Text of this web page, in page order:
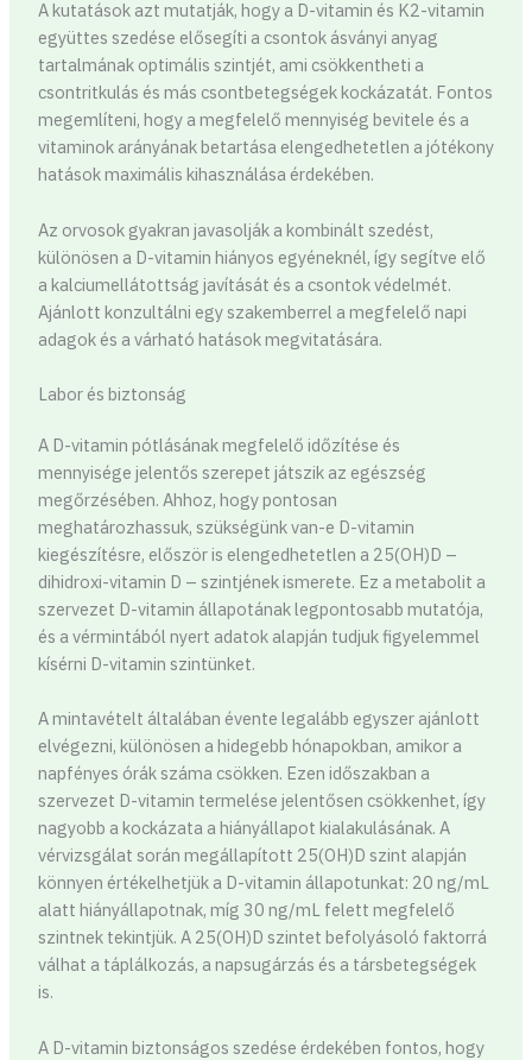
A kutatások azt mutatják, hogy a D-vitamin és K2-vitamin
együttes szedése elősegíti a csontok ásványi anyag
tartalmának optimális szintjét, ami csökkentheti a
csontritkulás és más csontbetegségek kockázatát. Fontos
megemlíteni, hogy a megfelelő mennyiség bevitele és a
vitaminok arányának betartása elengedhetetlen a jótékony
hatások maximális kihasználása érdekében.
Az orvosok gyakran javasolják a kombinált szedést,
különösen a D-vitamin hiányos egyéneknél, így segítve elő
a kalciumellátottság javítását és a csontok védelmét.
Ajánlott konzultálni egy szakemberrel a megfelelő napi
adagok és a várható hatások megvitatására.
Labor és biztonság
A D-vitamin pótlásának megfelelő időzítése és
mennyisége jelentős szerepet játszik az egészség
megőrzésében. Ahhoz, hogy pontosan
meghatározhassuk, szükségünk van-e D-vitamin
kiegészítésre, először is elengedhetetlen a 25(OH)D –
dihidroxi-vitamin D – szintjének ismerete. Ez a metabolit a
szervezet D-vitamin állapotának legpontosabb mutatója,
és a vérmintából nyert adatok alapján tudjuk figyelemmel
kísérni D-vitamin szintünket.
A mintavételt általában évente legalább egyszer ajánlott
elvégezni, különösen a hidegebb hónapokban, amikor a
napfényes órák száma csökken. Ezen időszakban a
szervezet D-vitamin termelése jelentősen csökkenhet, így
nagyobb a kockázata a hiányállapot kialakulásának. A
vérvizsgálat során megállapított 25(OH)D szint alapján
könnyen értékelhetjük a D-vitamin állapotunkat: 20 ng/mL
alatt hiányállapotnak, míg 30 ng/mL felett megfelelő
szintnek tekintjük. A 25(OH)D szintet befolyásoló faktorrá
válhat a táplálkozás, a napsugárzás és a társbetegségek
is.
A D-vitamin biztonságos szedése érdekében fontos, hogy